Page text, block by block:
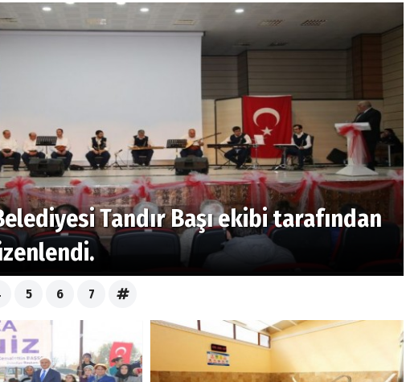
Tandır Başı ekibi tarafından
5 6 7